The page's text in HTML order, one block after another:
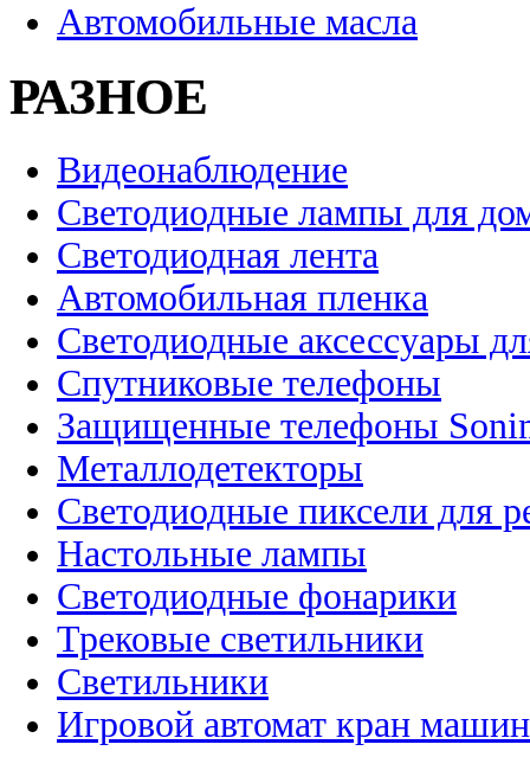
Автомобильные масла
РАЗНОЕ
Видеонаблюдение
Светодиодные лампы для
Светодиодная лента
Автомобильная пленка
Светодиодные аксессуары
Спутниковые телефоны
Защищенные телефоны
Металлодетекторы
Светодиодные пиксели для
Настольные лампы
Светодиодные фонарики
Трековые светильники
Светильники
Игровой автомат кран